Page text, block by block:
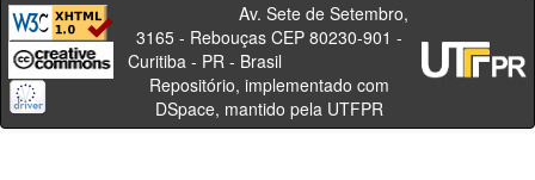
Av. Sete de Setembro,
3165 - Rebouças CEP 80230-901 -
Curitiba - PR - Brasil
Repositório, implementado com
DSpace, mantido pela UTFPR